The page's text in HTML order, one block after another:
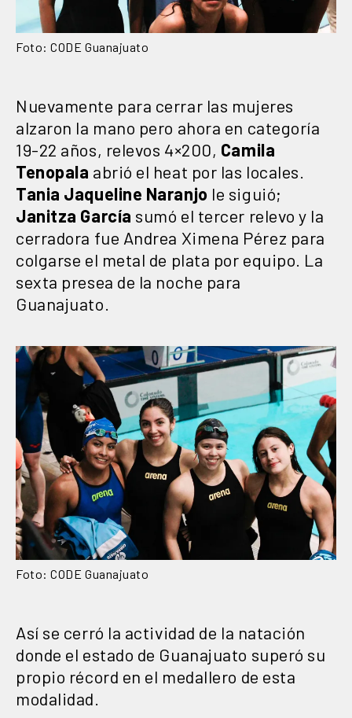
Foto: CODE Guanajuato
Nuevamente para cerrar las mujeres
alzaron la mano pero ahora en categoría
19-22 años, relevos 4×200, Camila
Tenopala abrió el heat por las locales.
Tania Jaqueline Naranjo le siguió;
Janitza García sumó el tercer relevo y la
cerradora fue Andrea Ximena Pérez para
colgarse el metal de plata por equipo. La
sexta presea de la noche para
Guanajuato.
Foto: CODE Guanajuato
Así se cerró la actividad de la natación
donde el estado de Guanajuato superó su
propio récord en el medallero de esta
modalidad.